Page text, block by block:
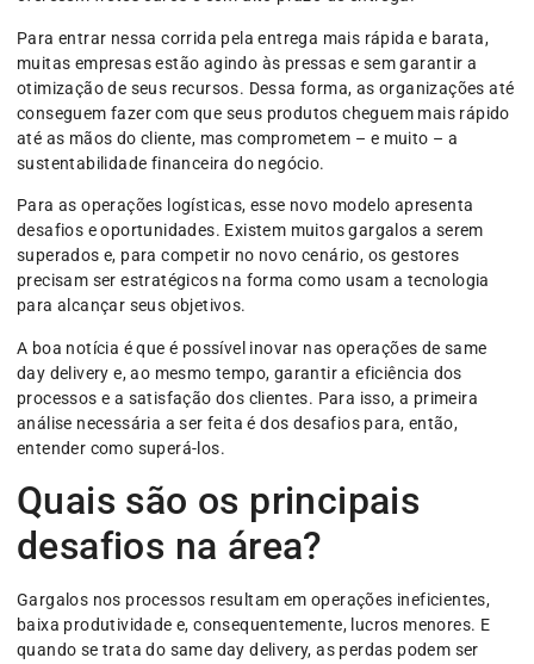
Para entrar nessa corrida pela entrega mais rápida e barata,
muitas empresas estão agindo às pressas e sem garantir a
otimização de seus recursos. Dessa forma, as organizações até
conseguem fazer com que seus produtos cheguem mais rápido
até as mãos do cliente, mas comprometem – e muito – a
sustentabilidade financeira do negócio.
Para as operações logísticas, esse novo modelo apresenta
desafios e oportunidades. Existem muitos gargalos a serem
superados e, para competir no novo cenário, os gestores
precisam ser estratégicos na forma como usam a tecnologia
para alcançar seus objetivos.
A boa notícia é que é possível inovar nas operações de same
day delivery e, ao mesmo tempo, garantir a eficiência dos
processos e a satisfação dos clientes. Para isso, a primeira
análise necessária a ser feita é dos desafios para, então,
entender como superá-los.
Quais são os principais
desafios na área?
Gargalos nos processos resultam em operações ineficientes,
baixa produtividade e, consequentemente, lucros menores. E
quando se trata do same day delivery, as perdas podem ser